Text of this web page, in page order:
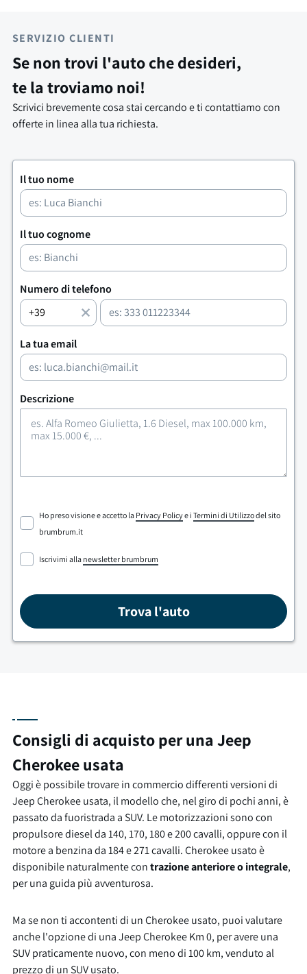
SERVIZIO CLIENTI
Se non trovi l'auto che desideri,
te la troviamo noi!
Scrivici brevemente cosa stai cercando e ti contattiamo con
offerte in linea alla tua richiesta.
Il tuo nome
Il tuo cognome
Numero di telefono
La tua email
Descrizione
Ho preso visione e accetto la Privacy Policye i Termini di Utilizzodel sito
brumbrum.it
Iscrivimi alla newsletter brumbrum
Trova l'auto
Consigli di acquisto per una Jeep
Cherokee usata
Oggi è possibile trovare in commercio differenti versioni di
Jeep Cherokee usata, il modello che, nel giro di pochi anni, è
passato da fuoristrada a SUV. Le motorizzazioni sono con
propulsore diesel da 140, 170, 180 e 200 cavalli, oppure con il
motore a benzina da 184 e 271 cavalli. Cherokee usato è
disponibile naturalmente contrazione anteriore o integrale,
per una guida più avventurosa.
Ma se non ti accontenti di un Cherokee usato, puoi valutare
anche l'opzione di una Jeep Cherokee Km 0, per avere una
SUV praticamente nuovo, con meno di 100 km, venduto al
prezzo di un SUV usato.